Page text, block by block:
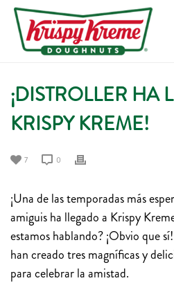
¡DISTROLLER HA
KRISPY KREME!
7 0
¡Una de las temporadas más
amiguis ha llegado a Krispy
estamos hablando? ¡Obvio que
han creado tres magníficas y
para celebrar la amistad.